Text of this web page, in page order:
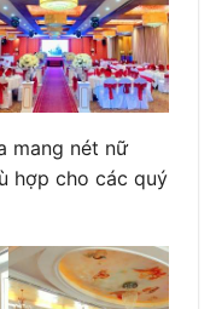
mang nét nữ
hợp cho các quý